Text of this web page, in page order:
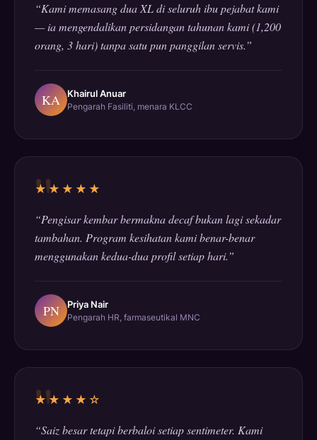
“Kami memasang dua XL di seluruh ibu pejabat kami
— ia mengendalikan persidangan tahunan kami (1,200
orang, 3 hari) tanpa satu pun panggilan servis.”
KA Khairul Anuar
Pengarah Fasiliti, menara KLCC
★★★★★
“Pengisar kembar bermakna decaf bukan lagi sekadar
tambahan. Program kesihatan kami benar-benar
menggunakan kedua-dua profil setiap hari.”
PN Priya Nair
Pengarah HR, farmaseutikal MNC
★★★★☆
“Saiz besar tetapi berbaloi setiap sentimeter. Kami